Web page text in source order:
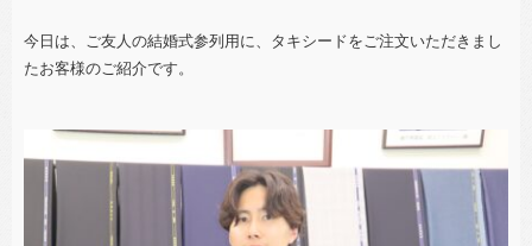
今日は、ご友人の結婚式参列用に、タキシードをご注文いただきまし
たお客様のご紹介です。